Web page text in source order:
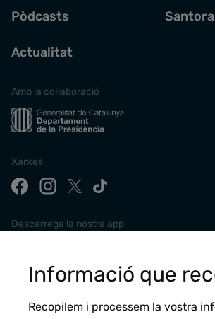
Pòdcasts
Actualitat
Amb la col·laboració
Xarxes
Descarrega la nostra app
Informació que
Recopilem i processem la vostra